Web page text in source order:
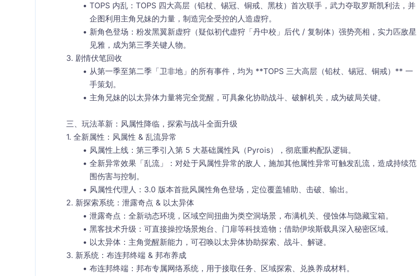
TOPS 内乱：TOPS 四大高层（铅杖、锡冠、铜戒、黑枝）首次联手， 武力夺取罗斯凯利法，并
企图利用主角兄妹的力量，制造完全受控的人造虚狩。
新角色登场 ： 粉发黑翼新虚狩（疑似初代虚狩「丹中校」后代 / 复制体）强势亮相，实力匹敌星
见雅，成为第三季关键人物。
3. 剧情伏笔回收
从第一季至第二季「卫非地」的所有事件，均为 **TOPS 三大高层（铅杖、锡冠、铜戒）** 一
手策划。
主角兄妹的以太异体力量将完全觉醒，可具象化协助战斗、破解机关，成为破局关键。
三、玩法革新：风属性降临，探索与战斗全面升级
1. 全新属性：风属性 & 乱流异常
风属性上线：第三季引入第 5 大基础属性风（Pyrois）
，彻底重构配队逻辑。
全新异常效果「乱流」
：对处于风属性异常的敌人，施加其他属性异常可触发乱流，造成持续范
围伤害与控制。
风属性代理人 ：3.0 版本首批风属性角色登场，定位覆盖辅助、击破、输出。
2. 新探索系统：泄露奇点 & 以太异体
泄露奇点 ：全新动态环境，区域空间扭曲为类空洞场景，布满机关、侵蚀体与隐藏宝箱。
黑客技术升级 ：可直接操控场景炮台、门扉等科技造物；借助伊埃斯载具深入秘密区域。
以太异体：主角觉醒新能力，可召唤以太异体协助探索、战斗、解谜。
3. 新系统：布连邦终端 & 邦布养成
布连邦终端：邦布专属网络系统，用于接取任务、区域探索、兑换养成材料。